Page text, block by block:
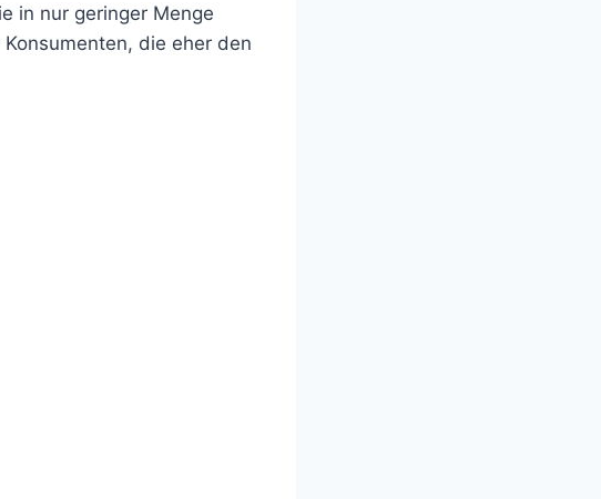
in nur geringer Menge
die eher den